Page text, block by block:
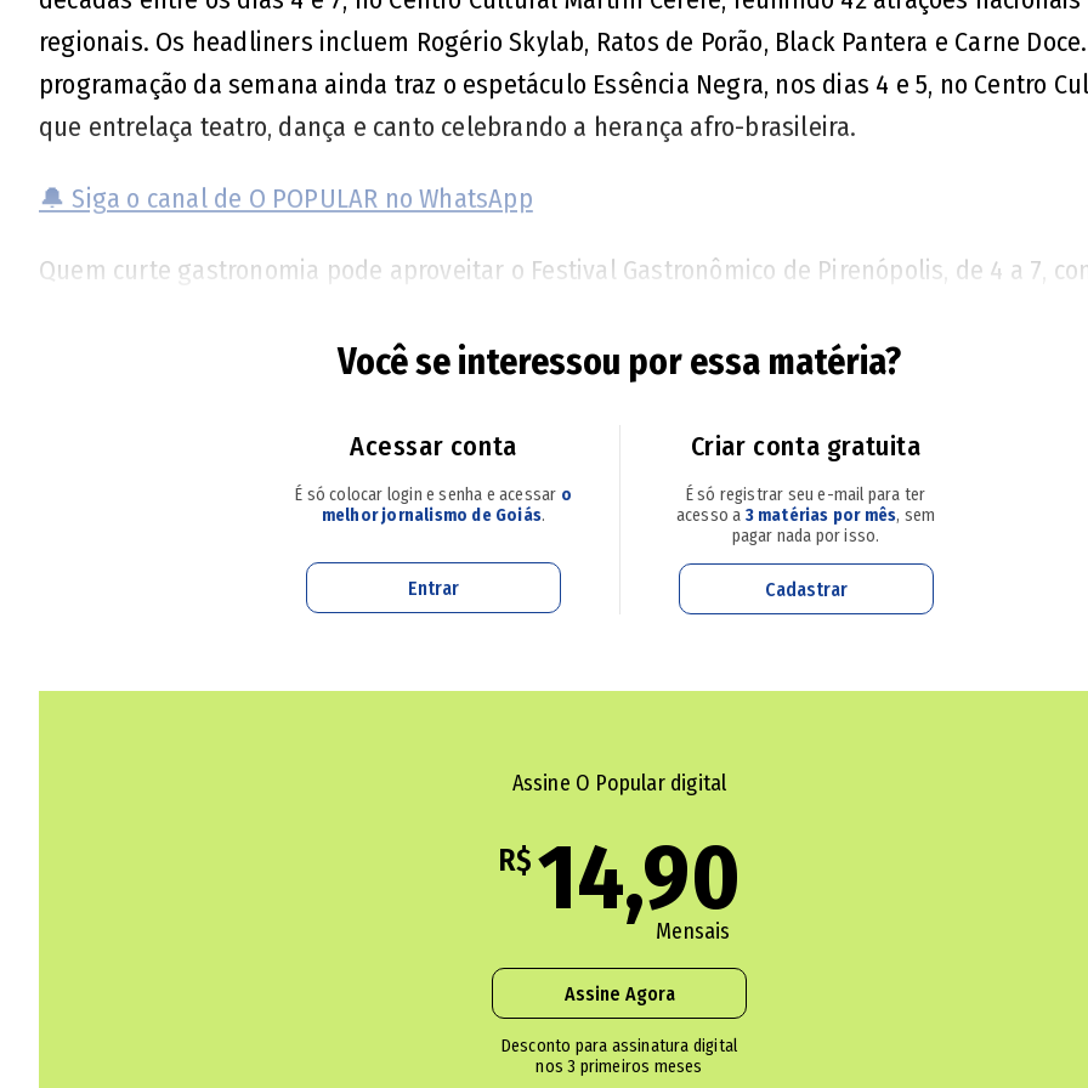
regionais. Os headliners incluem Rogério Skylab, Ratos de Porão, Black Pantera e Carne
programação da semana ainda traz o espetáculo Essência Negra, nos dias 4 e 5, no Centro
que entrelaça teatro, dança e canto celebrando a herança afro-brasileira.
🔔 Siga o canal de O POPULAR no WhatsApp
Quem curte gastronomia pode aproveitar o Festival Gastronômico de Pirenópolis, de 4 a 7,
apresentações gratuitas de Juraildes da Cruz às escolas públicas de Goiânia, Brazabrantes e
sertanejo Gusttavo Lima apresenta O Embaixador Classic, no estacionamento do Estádio Serra
Dourada, no sábado, com orquestra e novos arranjos de seus sucessos. Confira a
leva espetáculos musicais gratuitos a instituições públicas de Goiânia, Brazabrantes e
democratizar o acesso à cultura. Em Goiânia, a programação com entrada franca será, às
escolas como Jesuína de Abreu (dia 1º), Laurindo Sobreira do Amaral (2), Residencial Itaipu (3)
Você se interessou por essa matéria?
Acessar conta
É só colocar login e senha e acessar o
melhor jornalismo de Goiás.
Entrar
Criar conta gratuita
É só registrar seu e-mail para ter
acesso a 3 matérias por mês, sem
pagar nada por isso.
Cadastrar
Assine O Popular digital
R$ 14,90
Mensais
Assine Agora
Desconto para assinatura digital
nos 3 primeiros meses